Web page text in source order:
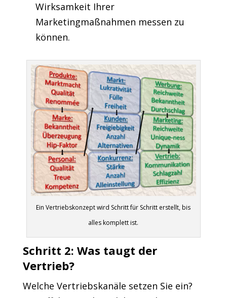
Wirksamkeit Ihrer
Marketingmaßnahmen messen zu
können.
Ein Vertriebskonzept wird Schritt für Schritt erstellt, bis
alles komplett ist.
Schritt 2: Was taugt der
Vertrieb?
Welche Vertriebskanäle setzen Sie ein?